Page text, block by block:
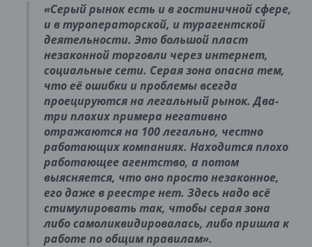
«Серый рынок есть и в гостиничной сфере,
и в туроператорской, и турагентской
деятельности. Это большой пласт
незаконной торговли через интернет,
социальные сети. Серая зона опасна тем,
что её ошибки и проблемы всегда
проецируются на легальный рынок. Два-
три плохих примера негативно
отражаются на 100 легально, честно
работающих компаниях. Находится плохо
работающее агентство, а потом
выясняется, что оно просто незаконное,
его даже в реестре нет. Здесь надо всё
стимулировать так, чтобы серая зона
либо самоликвидировалась, либо пришла к
работе по общим правилам».